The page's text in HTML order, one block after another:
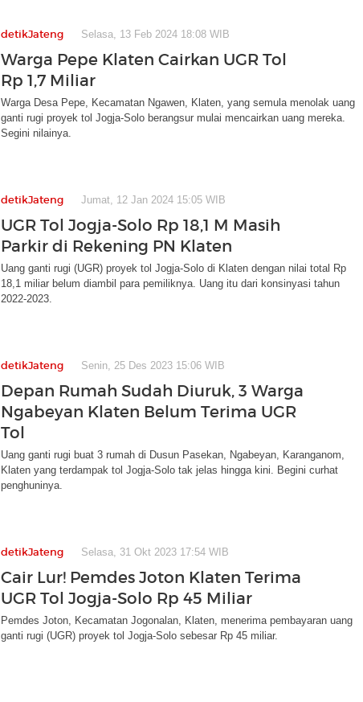
detikJateng Selasa, 13 Feb 2024 18:08 WIB
Warga Pepe Klaten Cairkan UGR Tol
Rp 1,7 Miliar
Warga Desa Pepe, Kecamatan Ngawen, Klaten, yang semula menolak uang
ganti rugi proyek tol Jogja-Solo berangsur mulai mencairkan uang mereka.
Segini nilainya.
detikJateng Jumat, 12 Jan 2024 15:05 WIB
UGR Tol Jogja-Solo Rp 18,1 M Masih
Parkir di Rekening PN Klaten
Uang ganti rugi (UGR) proyek tol Jogja-Solo di Klaten dengan nilai total Rp
18,1 miliar belum diambil para pemiliknya. Uang itu dari konsinyasi tahun
2022-2023.
detikJateng Senin, 25 Des 2023 15:06 WIB
Depan Rumah Sudah Diuruk, 3 Warga
Ngabeyan Klaten Belum Terima UGR
Tol
Uang ganti rugi buat 3 rumah di Dusun Pasekan, Ngabeyan, Karanganom,
Klaten yang terdampak tol Jogja-Solo tak jelas hingga kini. Begini curhat
penghuninya.
detikJateng Selasa, 31 Okt 2023 17:54 WIB
Cair Lur! Pemdes Joton Klaten Terima
UGR Tol Jogja-Solo Rp 45 Miliar
Pemdes Joton, Kecamatan Jogonalan, Klaten, menerima pembayaran uang
ganti rugi (UGR) proyek tol Jogja-Solo sebesar Rp 45 miliar.